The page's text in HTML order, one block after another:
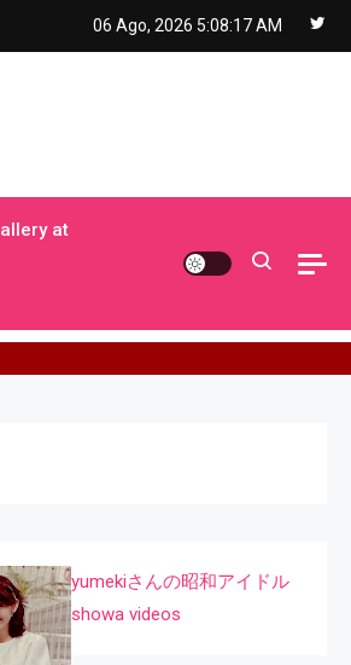
06 Ago, 2026 5:08:18 AM
at
yumekiさんの昭和アイドル
showa videos